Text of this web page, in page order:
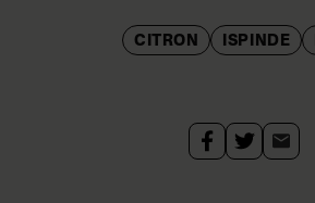
CITRON ISPINDE